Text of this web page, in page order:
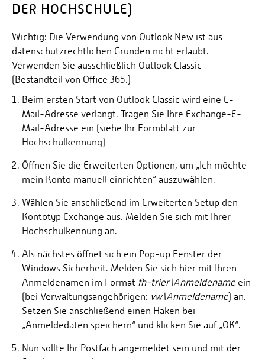
DER HOCHSCHULE)
Wichtig: Die Verwendung von Outlook New ist aus
datenschutzrechtlichen Gründen nicht erlaubt.
Verwenden Sie ausschließlich Outlook Classic
(Bestandteil von Office 365.)
Beim ersten Start von Outlook Classic wird eine E-
Mail-Adresse verlangt. Tragen Sie Ihre Exchange-E-
Mail-Adresse ein (siehe Ihr Formblatt zur
Hochschulkennung)
Öffnen Sie die Erweiterten Optionen, um „Ich möchte
mein Konto manuell einrichten“ auszuwählen.
Wählen Sie anschließend im Erweiterten Setup den
Kontotyp Exchange aus. Melden Sie sich mit Ihrer
Hochschulkennung an.
Als nächstes öffnet sich ein Pop-up Fenster der
Windows Sicherheit. Melden Sie sich hier mit Ihren
Anmeldenamen im Format fh-trier\Anmeldename ein
(bei Verwaltungsangehörigen: vw\Anmeldename) an.
Setzen Sie anschließend einen Haken bei
„Anmeldedaten speichern“ und klicken Sie auf „OK“.
Nun sollte Ihr Postfach angemeldet sein und mit der